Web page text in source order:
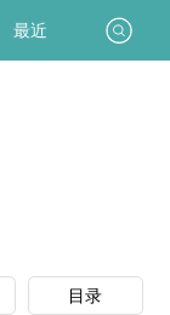
最近
目录